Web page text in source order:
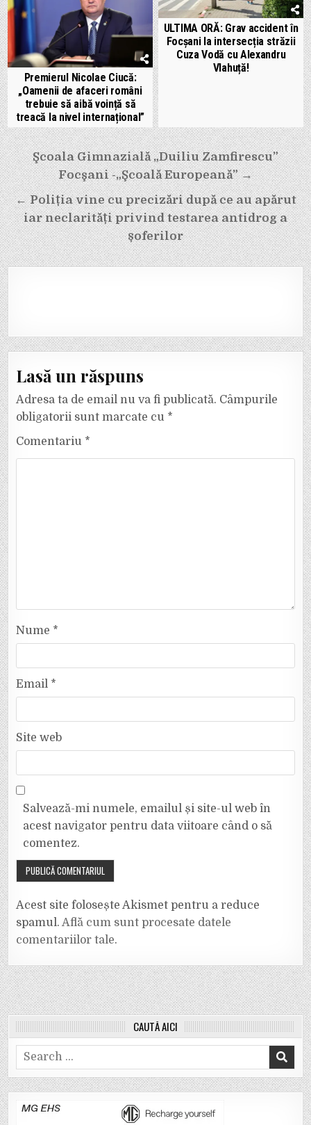
Premierul Nicolae Ciucă:
„Oamenii de afaceri români
trebuie să aibă voință să
treacă la nivel internațional”
ULTIMA ORĂ: Grav accident în
Focșani la intersecția străzii
Cuza Vodă cu Alexandru
Vlahuță!
Navigare
în
articole
Şcoala Gimnazială „Duiliu Zamfirescu”
Focşani -„Şcoală Europeană” →
← Poliția vine cu precizări după ce au apărut
iar neclarități privind testarea antidrog a
șoferilor
Lasă un răspuns
Adresa ta de email nu va fi publicată. Câmpurile
obligatorii sunt marcate cu *
Comentariu *
Nume *
Email *
Site web
Salvează-mi numele, emailul și site-ul web în
acest navigator pentru data viitoare când o să
comentez.
Acest site folosește Akismet pentru a reduce
spamul.Află cum sunt procesate datele
comentariilor tale.
CAUTĂ AICI
Search
for: